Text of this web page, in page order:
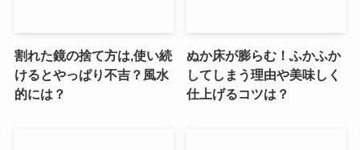
割れた鏡の捨て方は,使い続
けるとやっぱり不吉？風水
的には？
ぬか床が膨らむ！ふかふか
してしまう理由や美味しく
仕上げるコツは？